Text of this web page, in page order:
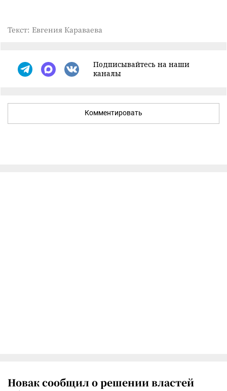
Текст: Евгения Караваева
Подписывайтесь на наши
каналы
Комментировать
Новак сообщил о решении властей